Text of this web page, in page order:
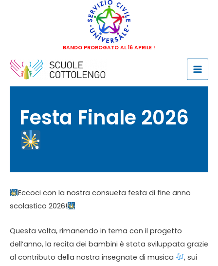
BANDO PROROGATO AL 16 APRILE !
Festa Finale 2026
​Eccoci con la nostra consueta festa di fine anno
scolastico 2026!
Questa volta, rimanendo in tema con il progetto
dell’anno, la recita dei bambini è stata sviluppata grazie
al contributo della nostra insegnate di musica
​, sui